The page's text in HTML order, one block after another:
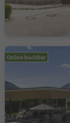
Online buchbar